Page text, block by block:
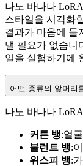
나노 바나나
스타일을 시각화
결과가 마음에 들
낼 필요가 없습니
일을 실험하기에
어떤 종류의 앞머리
나노 바나나
커튼 뱅:얼
블런트 뱅:
위스피 뱅: